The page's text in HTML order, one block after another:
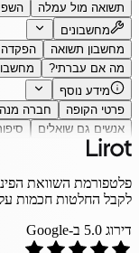
תשואה מול עמלה
מחשבונים
מחשבון תשואה
הפקדה
מה אם עברתי?
מחשבון
מידע נוסף
פרטי הקופה
חברה
אנשים גם שואלים
פלטפורמת השוואת
לקבל החלטות חכמות
דירוג 5.0 ב-Google